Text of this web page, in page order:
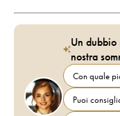
Un
nostra
Con quale
Puoi